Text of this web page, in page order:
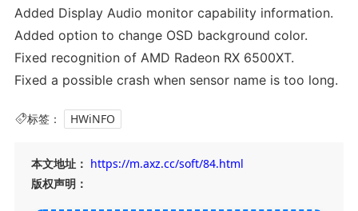
Added Display Audio monitor capability information.
Added option to change OSD background color.
Fixed recognition of AMD Radeon RX 6500XT.
Fixed a possible crash when sensor name is too long.
标签： HWiNFO
本文地址： https://m.axz.cc/soft/84.html
版权声明：